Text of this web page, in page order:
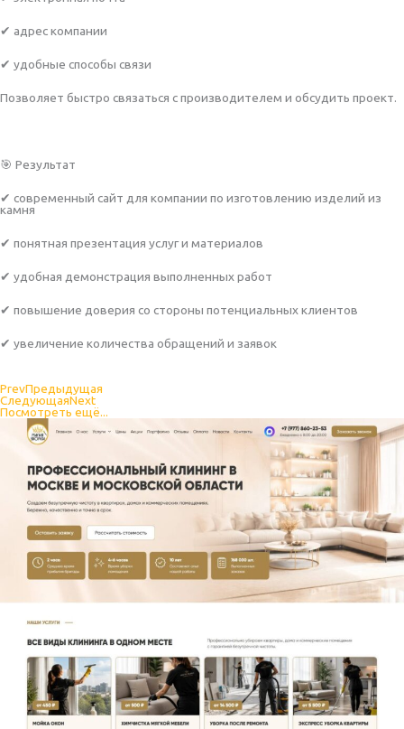
✔ адрес компании
✔ удобные способы связи
Позволяет быстро связаться с производителем и обсудить проект.
🎯 Результат
✔ современный сайт для компании по изготовлению изделий из
камня
✔ понятная презентация услуг и материалов
✔ удобная демонстрация выполненных работ
✔ повышение доверия со стороны потенциальных клиентов
✔ увеличение количества обращений и заявок
PrevПредыдущая
СледующаяNext
Посмотреть ещё...